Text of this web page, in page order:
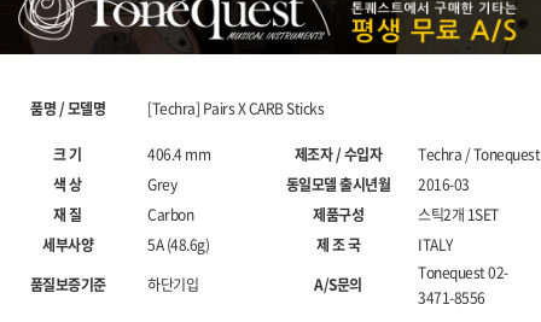
품명 / 모델명 [Techra] Pairs X CARB Sticks
크 기 406.4 mm 제조자 / 수입자
Techra / Tonequest
색 상
Grey 동일모델 출시년월
2016-03
재 질
Carbon 제품구성
스틱2개 1SET
세부사양
5A (48.6g) 제 조 국
ITALY
품질보증기준
하단기입 A/S문의
Tonequest 02-
3471-8556